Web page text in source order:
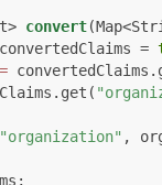
convert
convertedClaims =
=
"organization" ,